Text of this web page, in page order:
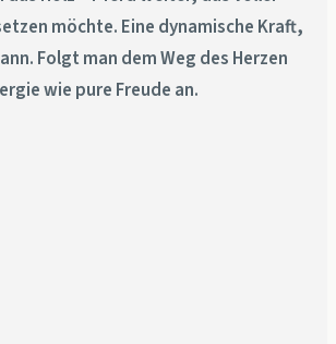
möchte. Eine dynamische Kraft,
Folgt man dem Weg des Herzen
wie pure Freude an.